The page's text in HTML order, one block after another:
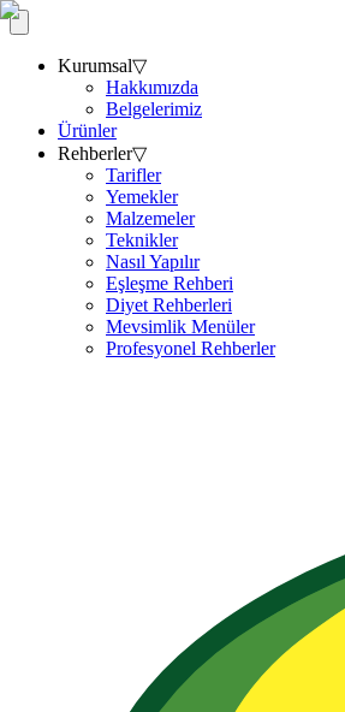
Kurumsal▽
Hakkımızda
Belgelerimiz
Ürünler
Rehberler▽
Tarifler
Yemekler
Malzemeler
Teknikler
Nasıl Yapılır
Eşleşme Rehberi
Diyet Rehberleri
Mevsimlik Menüler
Profesyonel Rehberler